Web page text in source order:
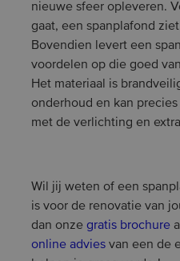
nieuwe sfeer opleveren.
gaat, een spanplafond
Bovendien levert een
voordelen op die goed
Het materiaal is
onderhoud en kan
met de verlichting en
Wil jij weten of een
is voor de renovatie van
dan onze gratis brochure
online advies van een de